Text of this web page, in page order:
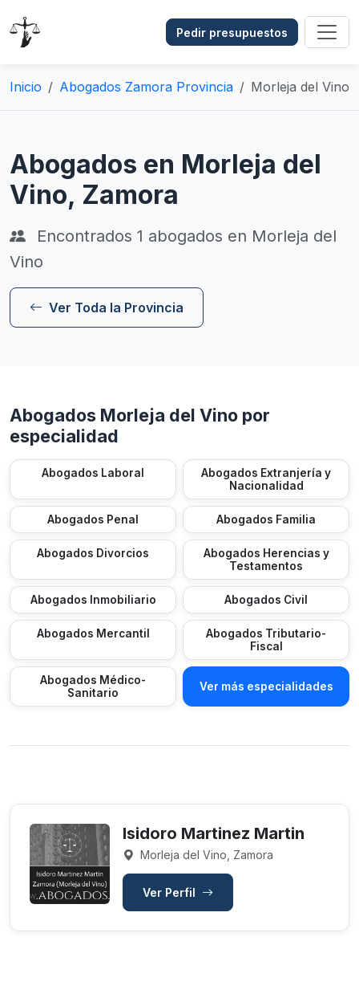
Pedir presupuestos
Inicio Abogados Zamora Provincia Morleja del Vino
Abogados en Morleja del
Vino, Zamora
Encontrados 1 abogados en Morleja del
Vino
Ver Toda la Provincia
Abogados Morleja del Vino por
especialidad
Abogados Laboral
Abogados Extranjería y
Nacionalidad
Abogados Penal Abogados Familia
Abogados Divorcios
Abogados Herencias y
Testamentos
Abogados Inmobiliario Abogados Civil
Abogados Mercantil
Abogados Tributario-
Fiscal
Abogados Médico-
Sanitario
Ver más especialidades
Isidoro Martinez Martin
Morleja del Vino, Zamora
Ver Perfil